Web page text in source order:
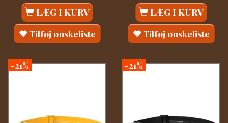
LÆG I KURV
Tilføj ønskeliste
LÆG I KURV
Tilføj ønskeliste
-21% -21%